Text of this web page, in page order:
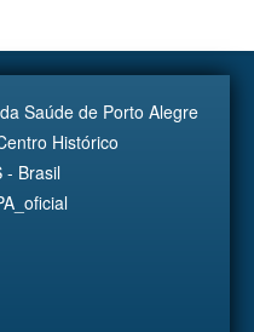
Saúde de Porto Alegre
Histórico
- Brasil